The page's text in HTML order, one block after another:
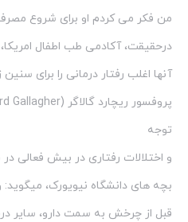
من فکر می کردم او برای شروع
درحقیقت، آکادمی طب اطفال
آنها اغلب رفتار درمانی را برای سنین زیر ۶ سال پیشنهاد می
توجه
و اختلالات رفتاری در بیش فعالی در
بچه های دانشگاه نیویورک، میگوید:
قبل از چرخش به سمت دارو، سایر